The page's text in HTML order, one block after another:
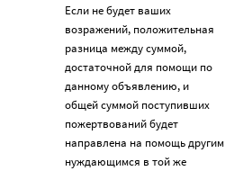
Если не будет ваших
возражений, положительная
разница между суммой,
достаточной для помощи по
данному объявлению, и
общей суммой поступивших
пожертвований будет
направлена на помощь другим
нуждающимся в той же